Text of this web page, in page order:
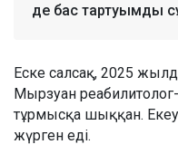
де бас тартуымды
Еске салсақ, 2025
Мырзуан
тұрмысқа шыққан.
жүрген еді.